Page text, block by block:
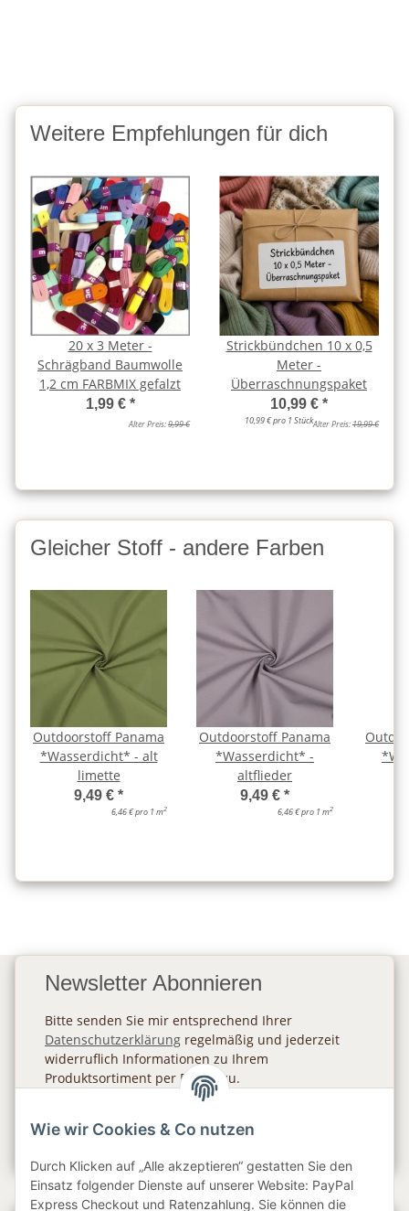
Weitere Empfehlungen für dich
20 x 3 Meter -
Schrägband Baumwolle
1,2 cm FARBMIX gefalzt
1,99 € *
Alter Preis:9,99 €
Strickbündchen 10 x 0,5
Meter -
Überraschnungspaket
10,99 € *
10,99 € pro 1 StückAlter Preis:19,99 €
Gleicher Stoff - andere Farben
Outdoorstoff Panama
*Wasserdicht* - alt
limette
9,49 € *
6,46 € pro 1 m2
Outdoorstoff Panama
*Wasserdicht* -
altflieder
9,49 € *
6,46 € pro 1 m2
Newsletter Abonnieren
Bitte senden Sie mir entsprechend Ihrer
Datenschutzerklärung regelmäßig und jederzeit
widerruflich Informationen zu Ihrem
Produktsortiment per E-Mail zu.
Wie wir Cookies & Co nutzen
Durch Klicken auf „Alle akzeptieren“ gestatten Sie den
Einsatz folgender Dienste auf unserer Website: PayPal
Express Checkout und Ratenzahlung. Sie können die